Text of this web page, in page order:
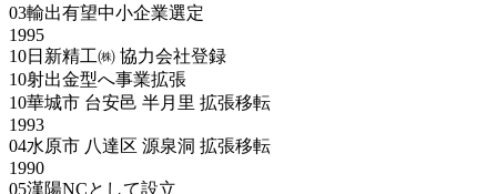
03輸出有望中小企業選定
1995
10日新精工㈱ 協力会社登録
10射出金型へ事業拡張
10華城市 台安邑 半月里 拡張移転
1993
04水原市 八達区 源泉洞 拡張移転
1990
05漢陽NCとして設立